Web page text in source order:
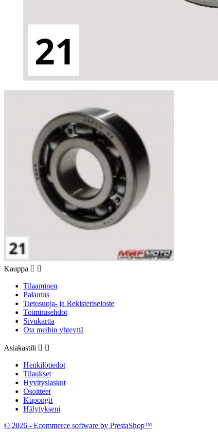
Kauppa  
Tilaaminen
Palautus
Tietosuoja- ja Rekisteriseloste
Toimitusehdot
Sivukartta
Ota meihin yhteyttä
Asiakastili  
Henkilötiedot
Tilaukset
Hyvityslaskut
Osoitteet
Kupongit
Hälytykseni
© 2026 - Ecommerce software by PrestaShop™